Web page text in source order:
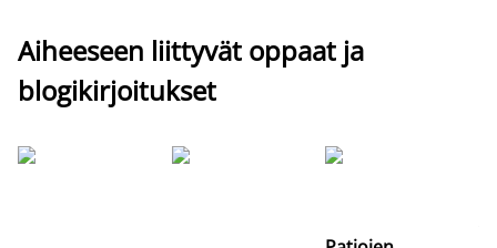
Aiheeseen liittyvät oppaat ja
blogikirjoitukset